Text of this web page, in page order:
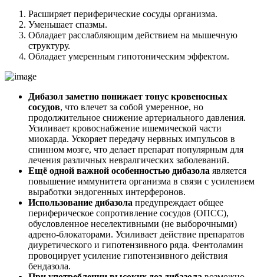
Расширяет периферические сосуды организма.
Уменьшает спазмы.
Обладает расслабляющим действием на мышечную
структуру.
Обладает умеренным гипотоническим эффектом.
Дибазол заметно понижает тонус кровеносных
сосудов, что влечет за собой умеренное, но
продолжительное снижение артериального давления.
Усиливает кровоснабжение ишемической части
миокарда. Ускоряет передачу нервных импульсов в
спинном мозге, что делает препарат популярным для
лечения различных невралгических заболеваний.
Ещё одной важной особенностью дибазола является
повышение иммунитета организма в связи с усилением
выработки эндогенных интерферонов.
Использование дибазола предупреждает общее
периферическое сопротивление сосудов (ОПСС),
обусловленное неселективными (не выборочными)
адрено-блокаторами. Усиливает действие препаратов
диуретического и гипотензивного ряда. Фентоламин
провоцирует усиление гипотензивного действия
бендазола.